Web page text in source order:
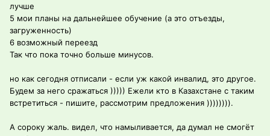
лучше
5 мои планы на дальнейшее обучение (а это отъезды,
загруженность)
6 возможный переезд
Так что пока точно больше минусов.
но как сегодня отписали - если уж какой инвалид, это другое.
Будем за него сражаться ))))) Ежели кто в Казахстане с таким
встретиться - пишите, рассмотрим предложения )))))))).
А сороку жаль. видел, что намыливается, да думал не смогёт